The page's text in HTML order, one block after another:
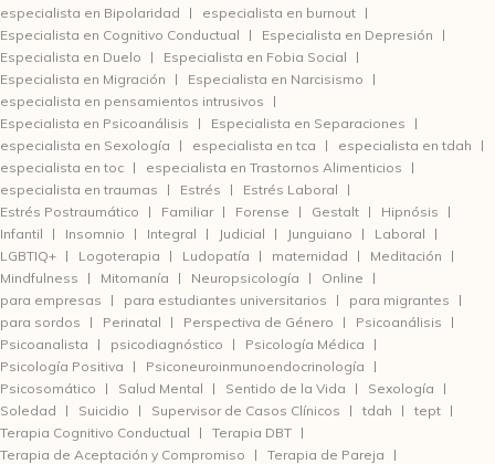
especialista en Bipolaridad
especialista en burnout
Especialista en Cognitivo Conductual
Especialista en Depresión
Especialista en Duelo
Especialista en Fobia Social
Especialista en Migración
Especialista en Narcisismo
especialista en pensamientos intrusivos
Especialista en Psicoanálisis
Especialista en Separaciones
especialista en Sexología
especialista en tca
especialista en tdah
especialista en toc
especialista en Trastornos Alimenticios
especialista en traumas
Estrés
Estrés Laboral
Estrés Postraumático
Familiar Forense Gestalt
Hipnósis
Infantil
Insomnio Integral Judicial Junguiano
Laboral
LGBTIQ+
Logoterapia Ludopatía maternidad
Meditación
Mindfulness
Mitomanía Neuropsicología
Online
para empresas
para estudiantes universitarios
para migrantes
para sordos
Perinatal Perspectiva de Género
Psicoanálisis
Psicoanalista
psicodiagnóstico
Psicología Médica
Psicología Positiva
Psiconeuroinmunoendocrinología
Psicosomático
Salud Mental Sentido de la Vida
Sexología
Soledad
Suicidio Supervisor de Casos Clínicos tdah
tept
Terapia Cognitivo Conductual
Terapia DBT
Terapia de Aceptación y Compromiso
Terapia de Pareja